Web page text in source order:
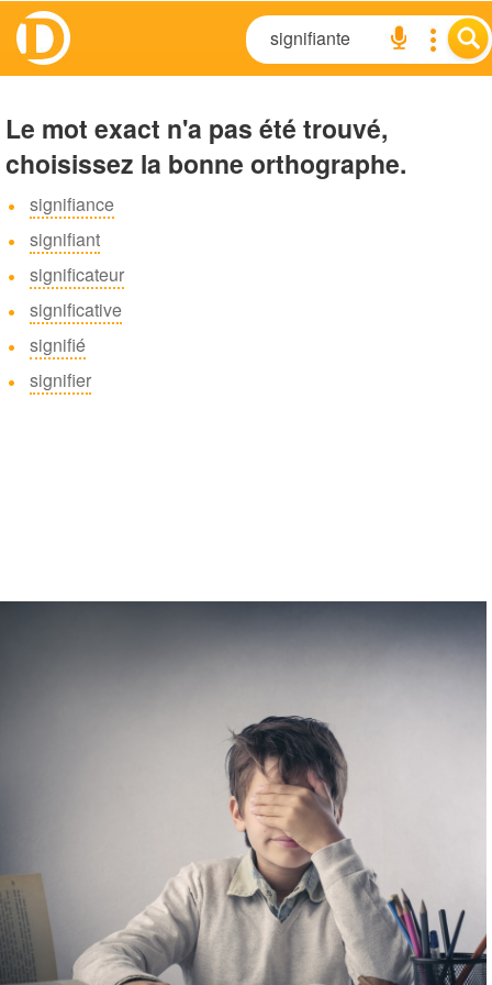
Le mot exact n'a pas été trouvé,
choisissez la bonne orthographe.
signifiance
signifiant
significateur
significative
signifié
signifier